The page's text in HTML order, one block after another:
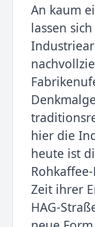
An kaum
lassen
hier die
heute ist
Zeit ihrer
HAG-